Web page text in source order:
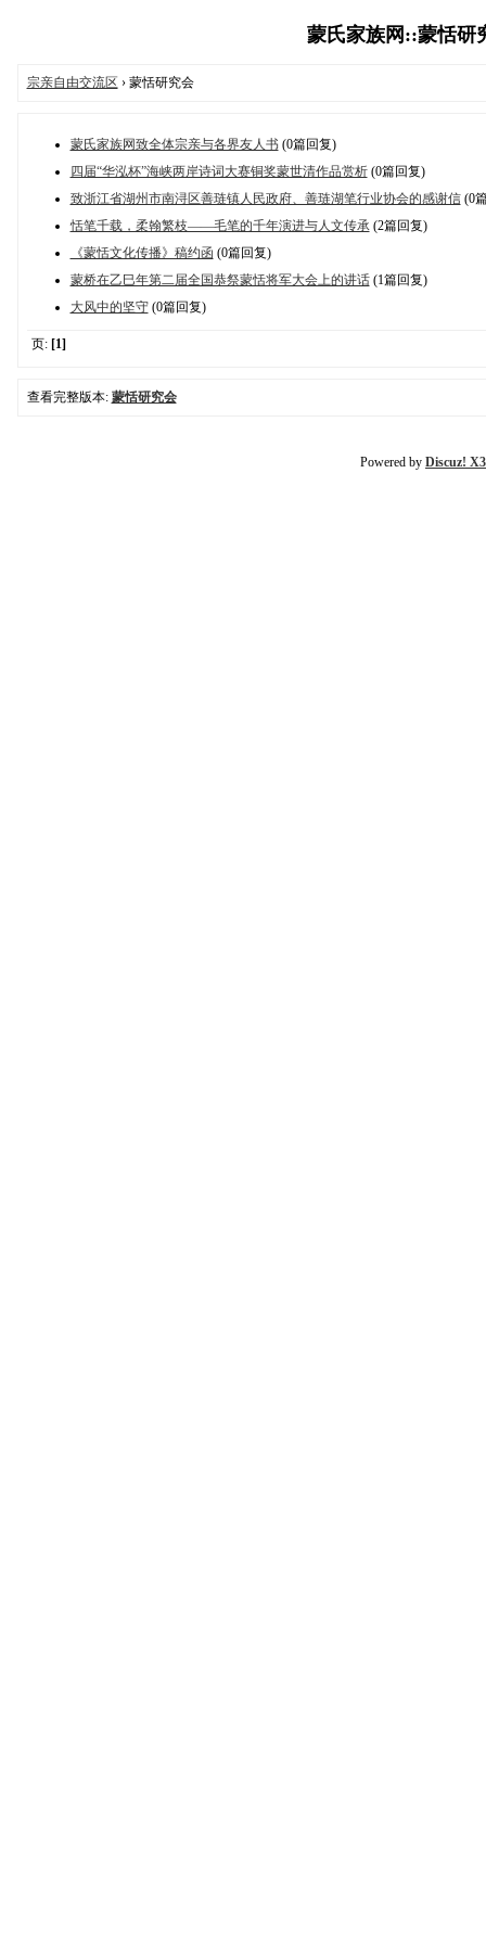
蒙氏家族网::蒙恬研
宗亲自由交流区 › 蒙恬研究会
蒙氏家族网致全体宗亲与各界友人书(0篇回复)
四届“华泓杯”海峡两岸诗词大赛铜奖蒙世清作品赏析(0篇回复)
致浙江省湖州市南浔区善琏镇人民政府、善琏湖笔行业协会的感谢信(0
恬笔千载，柔翰繁枝——毛笔的千年演进与人文传承(2篇回复)
《蒙恬文化传播》稿约函 (0篇回复)
蒙桥在乙巳年第二届全国恭祭蒙恬将军大会上的讲话(1篇回复)
大风中的坚守(0篇回复)
页: [1]
查看完整版本: 蒙恬研究会
Powered by Discuz!